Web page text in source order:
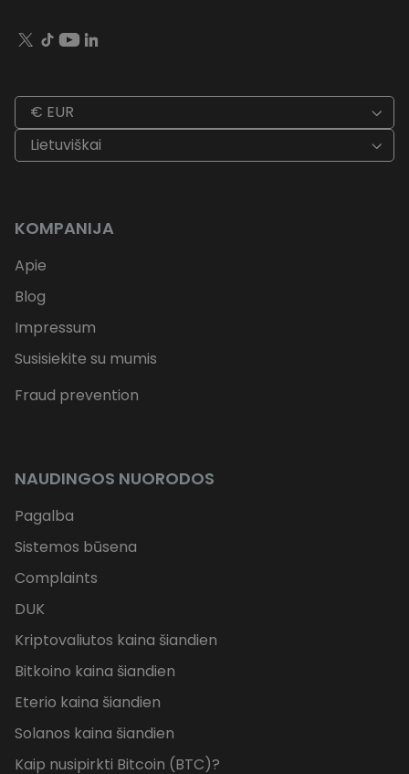
€ EUR
Lietuviškai
KOMPANIJA
Apie
Blog
Impressum
Susisiekite su mumis
Fraud prevention
NAUDINGOS NUORODOS
Pagalba
Sistemos būsena
Complaints
DUK
Kriptovaliutos kaina šiandien
Bitkoino kaina šiandien
Eterio kaina šiandien
Solanos kaina šiandien
Kaip nusipirkti Bitcoin (BTC)?